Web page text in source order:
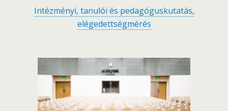
Intézményi, tanulói és pedagóguskutatás,
elégedettségmérés